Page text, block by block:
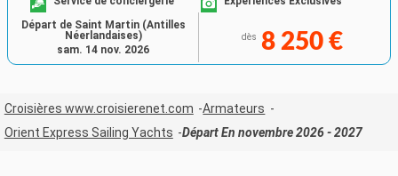
dès 8 250 €
Départ de Saint Martin (Antilles
Néerlandaises)
sam. 14 nov. 2026
Croisières www.croisierenet.com
Armateurs
Orient Express Sailing Yachts
Départ En novembre 2026 - 2027